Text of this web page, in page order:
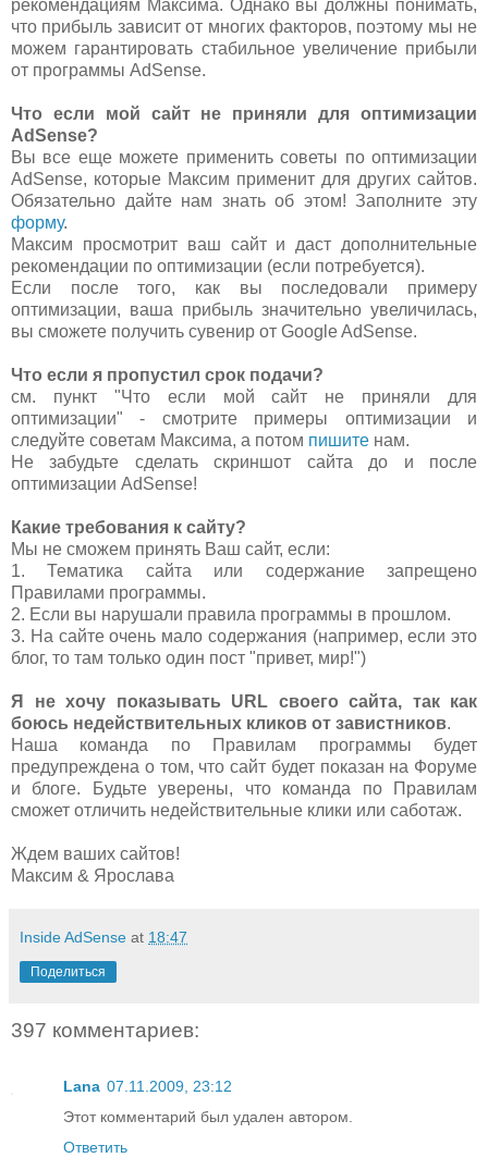
рекомендациям Максима. Однако вы должны понимать,
что прибыль зависит от многих факторов, поэтому мы не
можем гарантировать стабильное увеличение прибыли
от программы AdSense.
Что если мой сайт не приняли для оптимизации
AdSense?
Вы все еще можете применить советы по оптимизации
AdSense, которые Максим применит для других сайтов.
Обязательно дайте нам знать об этом! Заполните эту
форму.
Максим просмотрит ваш сайт и даст дополнительные
рекомендации по оптимизации (если потребуется).
Если после того, как вы последовали примеру
оптимизации, ваша прибыль значительно увеличилась,
вы сможете получить сувенир от Google AdSense.
Что если я пропустил срок подачи?
см. пункт "Что если мой сайт не приняли для
оптимизации" - смотрите примеры оптимизации и
следуйте советам Максима, а потом пишите нам.
Не забудьте сделать скриншот сайта до и после
оптимизации AdSense!
Какие требования к сайту?
Мы не сможем принять Ваш сайт, если:
1. Тематика сайта или содержание запрещено
Правилами программы.
2. Если вы нарушали правила программы в прошлом.
3. На сайте очень мало содержания (например, если это
блог, то там только один пост "привет, мир!")
Я не хочу показывать URL своего сайта, так как
боюсь недействительных кликов от завистников.
Наша команда по Правилам программы будет
предупреждена о том, что сайт будет показан на Форуме
и блоге. Будьте уверены, что команда по Правилам
сможет отличить недействительные клики или саботаж.
Ждем ваших сайтов!
Максим & Ярослава
Inside AdSense at 18:47
Поделиться
397 комментариев:
Lana 07.11.2009, 23:12
Этот комментарий был удален автором.
Ответить